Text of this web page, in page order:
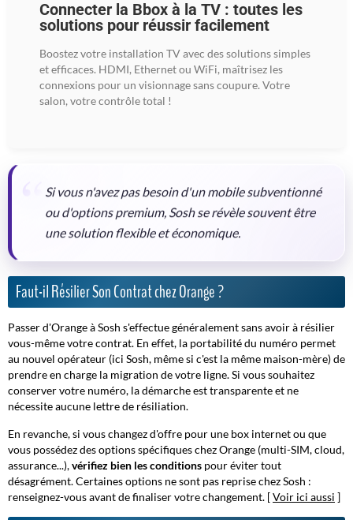
Connecter la Bbox à la TV : toutes les
solutions pour réussir facilement
Boostez votre installation TV avec des solutions simples
et efficaces. HDMI, Ethernet ou WiFi, maîtrisez les
connexions pour un visionnage sans coupure. Votre
salon, votre contrôle total !
Si vous n'avez pas besoin d'un mobile subventionné
ou d'options premium, Sosh se révèle souvent être
une solution flexible et économique.
Faut-il Résilier Son Contrat chez Orange ?
Passer d'Orange à Sosh s'effectue généralement sans avoir à résilier
vous-même votre contrat. En effet, la portabilité du numéro permet
au nouvel opérateur (ici Sosh, même si c'est la même maison-mère) de
prendre en charge la migration de votre ligne. Si vous souhaitez
conserver votre numéro, la démarche est transparente et ne
nécessite aucune lettre de résiliation.
En revanche, si vous changez d'offre pour une box internet ou que
vous possédez des options spécifiques chez Orange (multi-SIM, cloud,
assurance...),vérifiez bien les conditions pour éviter tout
désagrément. Certaines options ne sont pas reprise chez Sosh :
renseignez-vous avant de finaliser votre changement. [Voir ici aussi ]